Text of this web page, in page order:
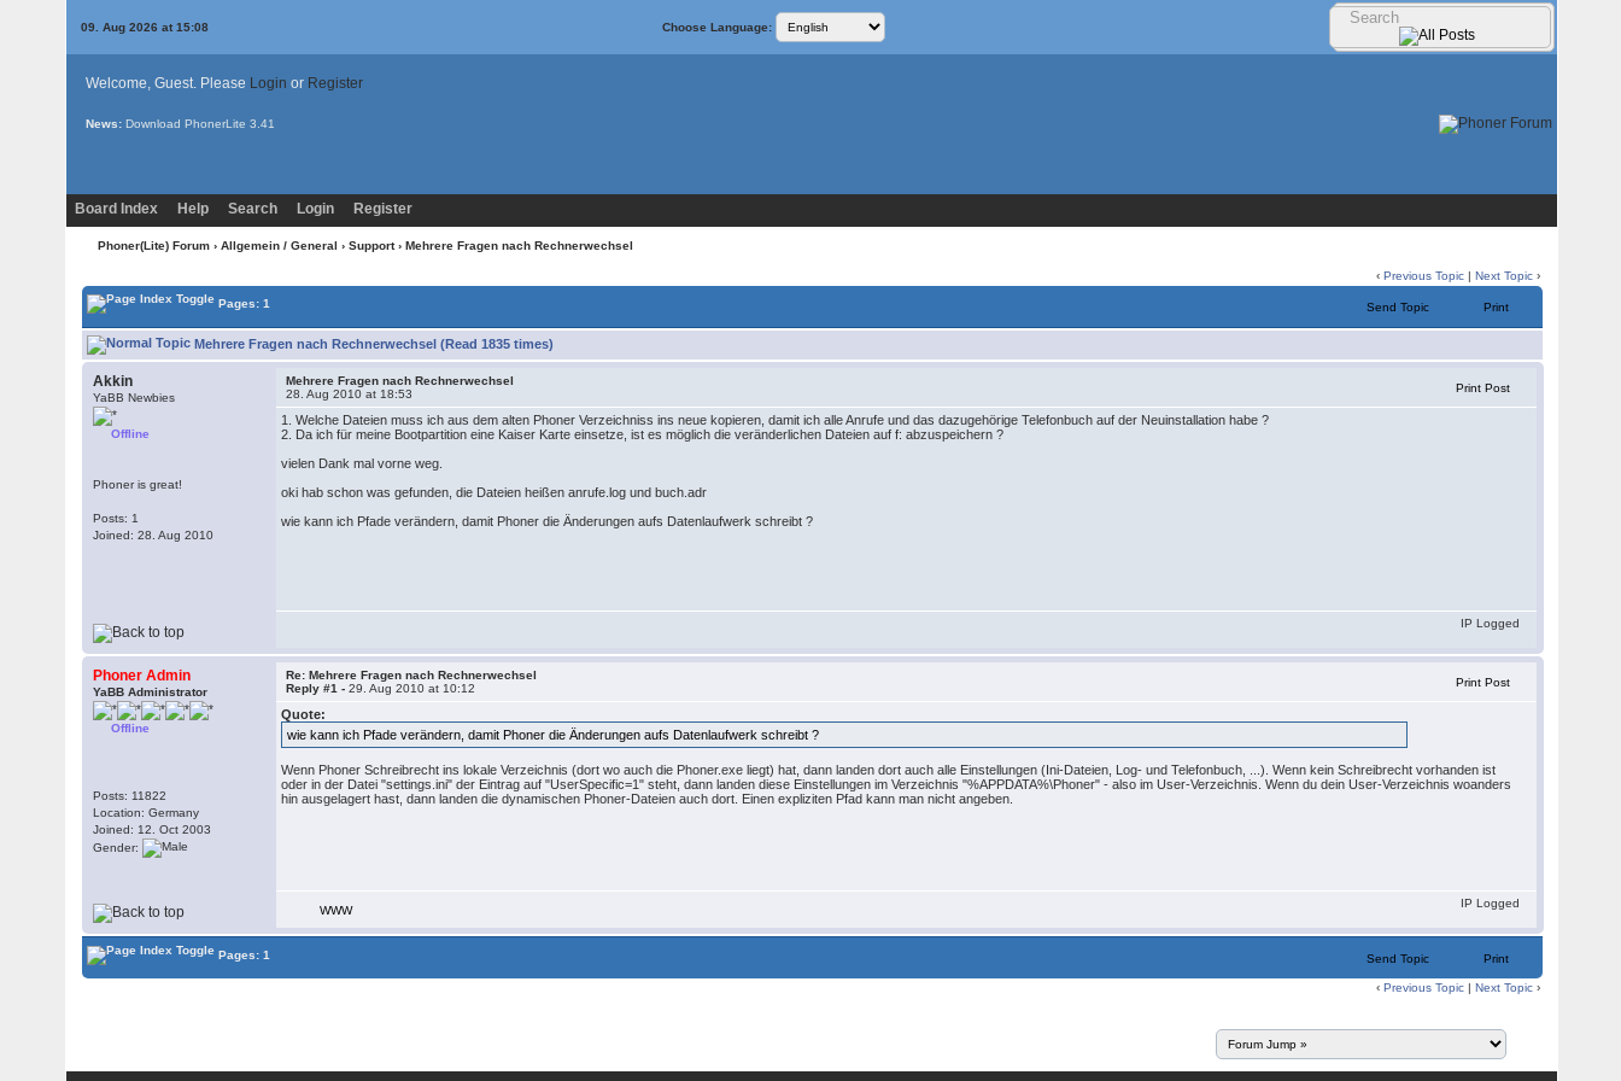
09. Aug 2026 at 15:08 Choose Language:
Welcome, Guest. Please Login or Register
News: Download PhonerLite 3.41
Board Index Help Search Login Register
Phoner(Lite) Forum › Allgemein / General › Support› Mehrere Fragen nach Rechnerwechsel
‹Previous Topic |Next Topic ›
Pages: 1 Send Topic Print
Mehrere Fragen nach Rechnerwechsel (Read 1835 times)
Akkin
YaBB Newbies
Offline
Phoner is great!
Posts: 1
Joined: 28. Aug 2010
Mehrere Fragen nach Rechnerwechsel
28. Aug 2010 at 18:53
Print Post
1. Welche Dateien muss ich aus dem alten Phoner Verzeichniss ins neue kopieren, damit ich alle Anrufe und das dazugehörige Telefonbuch auf der Neuinstallation habe ?
2. Da ich für meine Bootpartition eine Kaiser Karte einsetze, ist es möglich die veränderlichen Dateien auf f: abzuspeichern ?
vielen Dank mal vorne weg.
oki hab schon was gefunden, die Dateien heißen anrufe.log und buch.adr
wie kann ich Pfade verändern, damit Phoner die Änderungen aufs Datenlaufwerk schreibt ?
IP Logged
Phoner Admin
YaBB Administrator
Offline
Posts: 11822
Location: Germany
Joined: 12. Oct 2003
Gender:
Re: Mehrere Fragen nach Rechnerwechsel
Reply #1 -29. Aug 2010 at 10:12 Print Post
Quote:
wie kann ich Pfade verändern, damit Phoner die Änderungen aufs Datenlaufwerk schreibt ?
Wenn Phoner Schreibrecht ins lokale Verzeichnis (dort wo auch die Phoner.exe liegt) hat, dann landen dort auch alle Einstellungen (Ini-Dateien, Log- und Telefonbuch, ...). Wenn kein Schreibrecht vorhanden ist
oder in der Datei "settings.ini" der Eintrag auf "UserSpecific=1" steht, dann landen diese Einstellungen im Verzeichnis "%APPDATA%\Phoner" - also im User-Verzeichnis. Wenn du dein User-Verzeichnis woanders
hin ausgelagert hast, dann landen die dynamischen Phoner-Dateien auch dort. Einen expliziten Pfad kann man nicht angeben.
WWW
IP Logged
Pages: 1 Send Topic Print
‹Previous Topic |Next Topic ›